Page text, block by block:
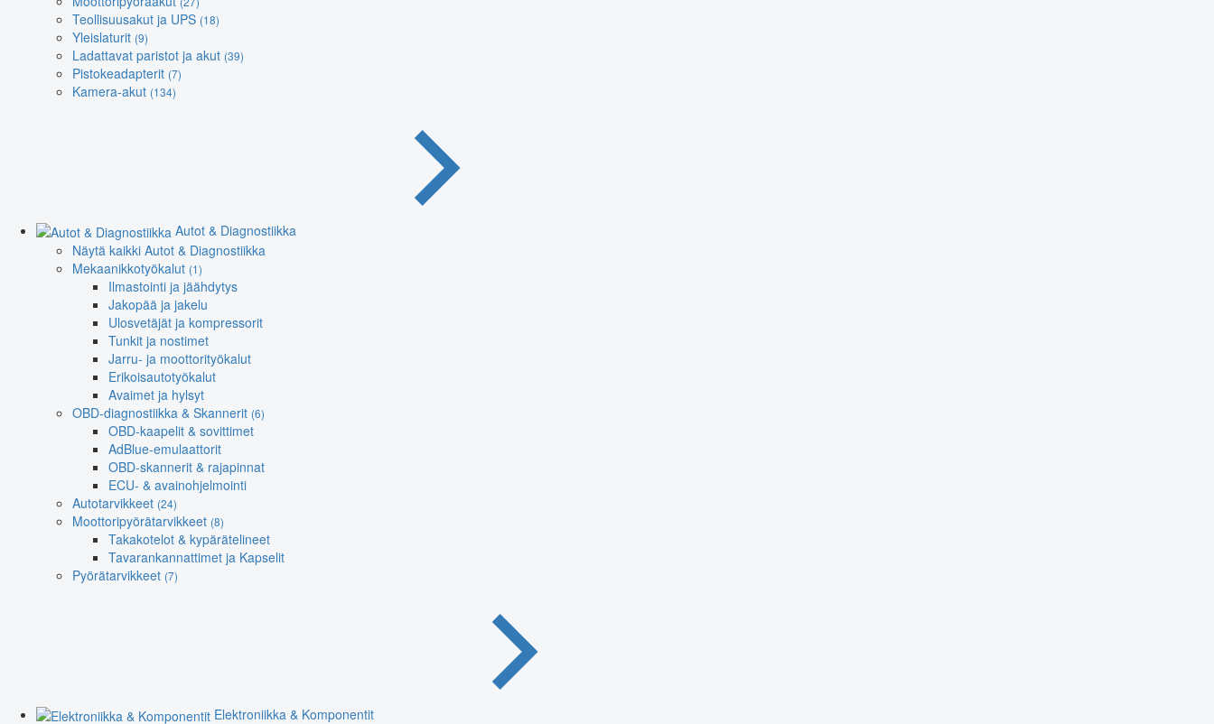
Teollisuusakut ja UPS (18)
Yleislaturit (9)
Ladattavat paristot ja akut (39)
Pistokeadapterit (7)
Kamera-akut (134)
Autot & Diagnostiikka
Näytä kaikki Autot & Diagnostiikka
Mekaanikkotyökalut (1)
Ilmastointi ja jäähdytys
Jakopää ja jakelu
Ulosvetäjät ja kompressorit
Tunkit ja nostimet
Jarru- ja moottorityökalut
Erikoisautotyökalut
Avaimet ja hylsyt
OBD-diagnostiikka & Skannerit (6)
OBD-kaapelit & sovittimet
AdBlue-emulaattorit
OBD-skannerit & rajapinnat
ECU- & avainohjelmointi
Autotarvikkeet (24)
Moottoripyörätarvikkeet (8)
Takakotelot & kypärätelineet
Tavarankannattimet ja Kapselit
Pyörätarvikkeet (7)
Elektroniikka & Komponentit